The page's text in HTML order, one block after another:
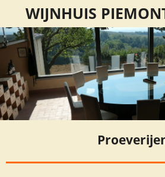
direct
naar
hoofdinhoud
WIJNHUIS